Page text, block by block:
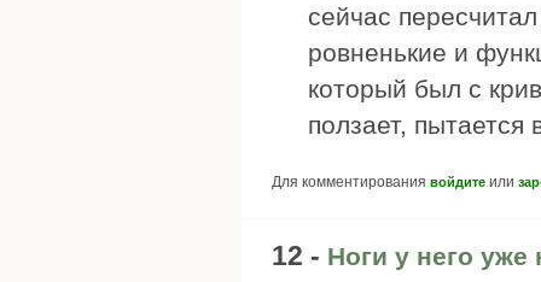
сейчас
ровненькие и
который был с
ползает, пытается
Для комментирования войдите или
12 - Ноги у него